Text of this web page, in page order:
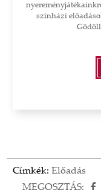
színházi
Címkék: Előadás